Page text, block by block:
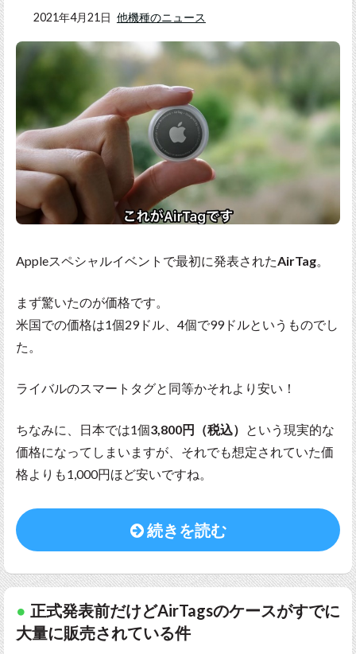
2021年4月21日 他機種のニュース
Appleスペシャルイベントで最初に発表されたAirTag。
まず驚いたのが価格です。
米国での価格は1個29ドル、4個で99ドルというものでし
た。
ライバルのスマートタグと同等かそれより安い！
ちなみに、日本では1個3,800円（税込） という現実的な
価格になってしまいますが、それでも想定されていた価
格よりも1,000円ほど安いですね。
続きを読む
正式発表前だけどAirTagsのケースがすでに
大量に販売されている件